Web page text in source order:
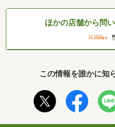
ほかの店舗から問
この情報を誰かに知